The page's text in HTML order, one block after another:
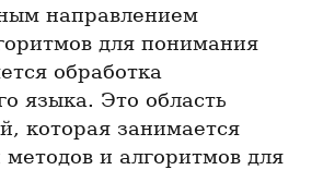
направлением
для понимания
обработка
языка. Это область
которая занимается
методов и алгоритмов для